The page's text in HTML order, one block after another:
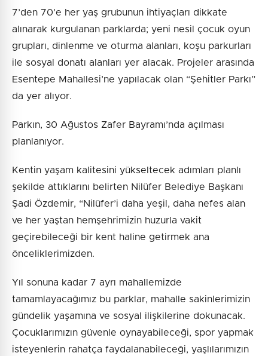
7’den 70’e her yaş grubunun ihtiyaçları dikkate
alınarak kurgulanan parklarda; yeni nesil çocuk oyun
grupları, dinlenme ve oturma alanları, koşu parkurları
ile sosyal donatı alanları yer alacak. Projeler arasında
Esentepe Mahallesi’ne yapılacak olan “Şehitler Parkı”
da yer alıyor.
Parkın, 30 Ağustos Zafer Bayramı’nda açılması
planlanıyor.
Kentin yaşam kalitesini yükseltecek adımları planlı
şekilde attıklarını belirten Nilüfer Belediye Başkanı
Şadi Özdemir, “Nilüfer’i daha yeşil, daha nefes alan
ve her yaştan hemşehrimizin huzurla vakit
geçirebileceği bir kent haline getirmek ana
önceliklerimizden.
Yıl sonuna kadar 7 ayrı mahallemizde
tamamlayacağımız bu parklar, mahalle sakinlerimizin
gündelik yaşamına ve sosyal ilişkilerine dokunacak.
Çocuklarımızın güvenle oynayabileceği, spor yapmak
isteyenlerin rahatça faydalanabileceği, yaşlılarımızın